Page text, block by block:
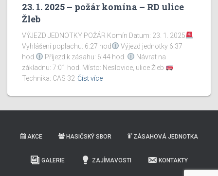
23. 1. 2025 – požár komína – RD ulice
Žleb
VÝJEZD JEDNOTKY POŽÁR Komín Datum: 23. 1. 2025
Vyhlášení poplachu: 6:27 hod
Výjezd jednotky 6:37
hod.
Příjezd k zásahu: 6:44 hod.
Návrat na
základnu: 7:01 hod. Místo: Neslovice, ulice Žleb
Technika: CAS 32 Číst více
AKCE HASIČSKÝ SBOR ZÁSAHOVÁ JEDNOTKA
GALERIE ZAJÍMAVOSTI KONTAKTY